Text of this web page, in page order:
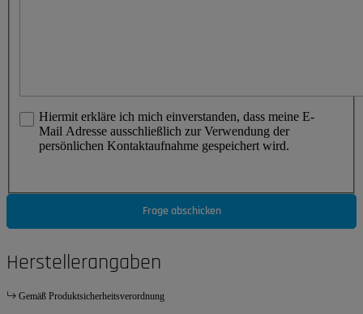
Hiermit erkläre ich mich einverstanden, dass meine E-
Mail Adresse ausschließlich zur Verwendung der
persönlichen Kontaktaufnahme gespeichert wird.
Frage abschicken
Herstellerangaben
Gemäß Produktsicherheitsverordnung